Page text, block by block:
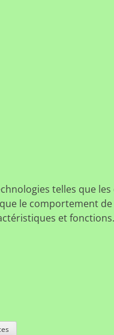
telles que
le comportement
et fonctions.